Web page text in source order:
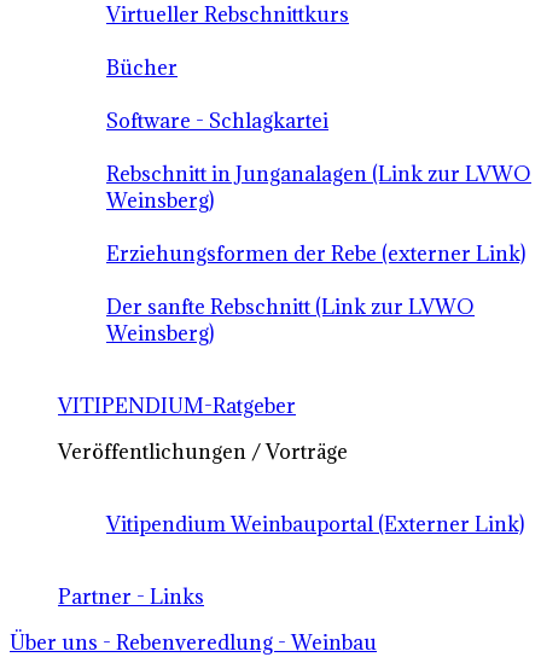
Virtueller Rebschnittkurs
Bücher
Software - Schlagkartei
Rebschnitt in Junganalagen (Link zur LVWO
Weinsberg)
Erziehungsformen der Rebe (externer Link)
Der sanfte Rebschnitt (Link zur LVWO
Weinsberg)
VITIPENDIUM-Ratgeber
Veröffentlichungen / Vorträge
Vitipendium Weinbauportal (Externer Link)
Partner - Links
Über uns - Rebenveredlung - Weinbau